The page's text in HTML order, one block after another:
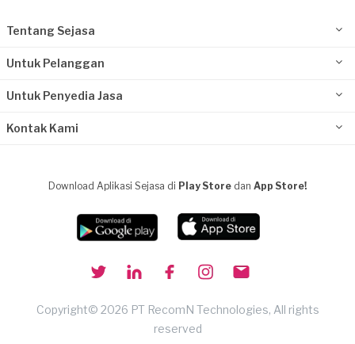
Tentang Sejasa
Untuk Pelanggan
Untuk Penyedia Jasa
Kontak Kami
Download Aplikasi Sejasa di Play Store dan App Store!
Copyright© 2026 PT RecomN Technologies, All rights
reserved